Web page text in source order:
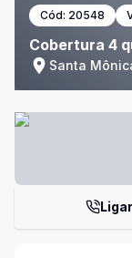
Cód: 20548
Cobertura 4
Santa
Ligar